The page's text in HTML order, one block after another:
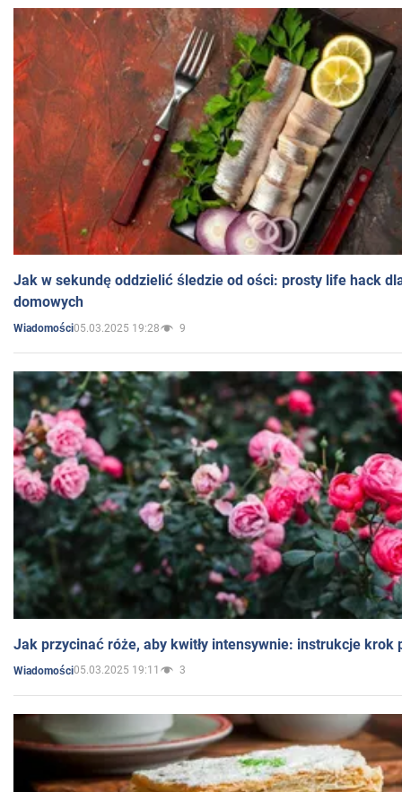
Jak w sekundę oddzielić śledzie od ości: prosty life hack
domowych
Wiadomości05.03.2025 19:28 9
Jak przycinać róże, aby kwitły intensywnie: instrukcje krok
Wiadomości05.03.2025 19:11 3